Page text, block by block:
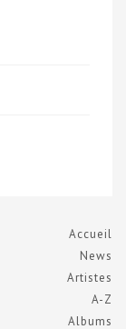
Accueil
News
Artistes
A-Z
Albums